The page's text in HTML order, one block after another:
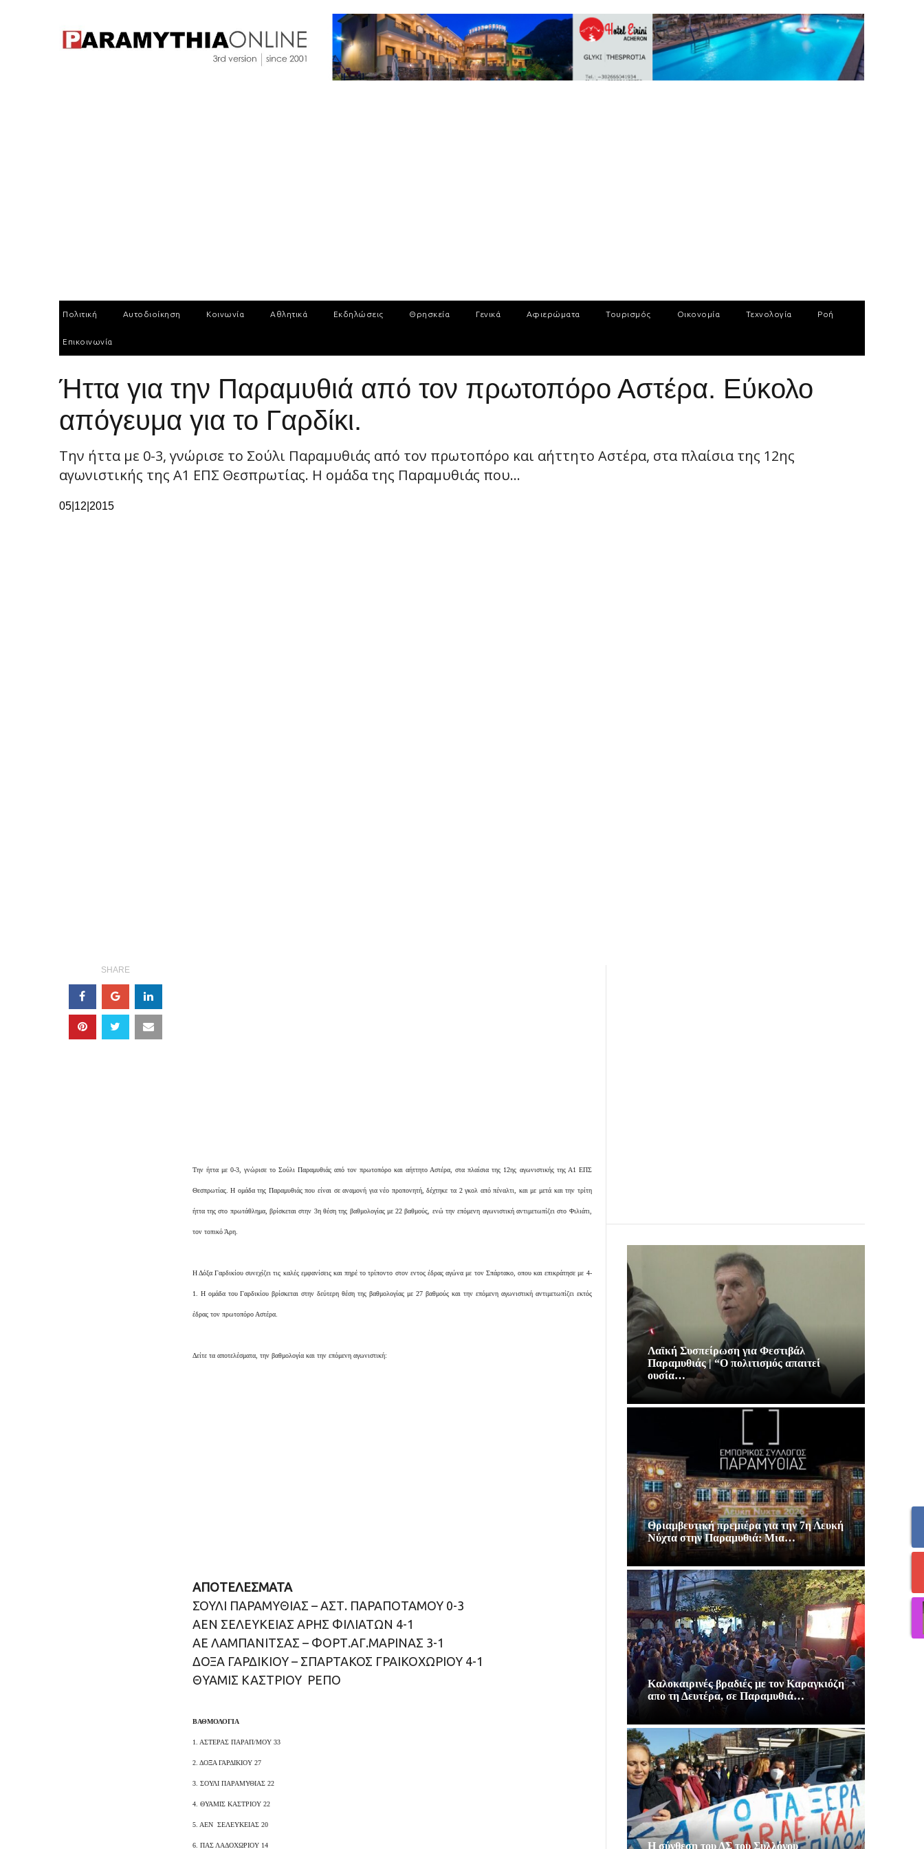
Πολιτική Αυτοδιοίκηση Κοινωνία Αθλητικά Εκδηλώσεις Θρησκεία Γενικά Αφιερώματα Τουρισμός Οικονομία Τεχνολογία Ροή
Επικοινωνία
Ήττα για την Παραμυθιά από τον πρωτοπόρο Αστέρα. Εύκολο
απόγευμα για το Γαρδίκι.
Την ήττα με 0-3, γνώρισε το Σούλι Παραμυθιάς από τον πρωτοπόρο και αήττητο Αστέρα, στα πλαίσια της 12ης
αγωνιστικής της Α1 ΕΠΣ Θεσπρωτίας. Η ομάδα της Παραμυθιάς που...
05|12|2015
SHARE
Την ήττα με 0-3, γνώρισε το Σούλι Παραμυθιάς από τον πρωτοπόρο και αήττητο Αστέρα, στα πλαίσια της 12ης αγωνιστικής της Α1 ΕΠΣ
Θεσπρωτίας. Η ομάδα της Παραμυθιάς που είναι σε αναμονή για νέο προπονητή, δέχτηκε τα 2 γκολ από πέναλτι, και με μετά και την τρίτη
ήττα της στο πρωτάθλημα, βρίσκεται στην 3η θέση της βαθμολογίας με 22 βαθμούς, ενώ την επόμενη αγωνιστική αντιμετωπίζει στο Φιλιάτι,
τον τοπικό Άρη.
Η Δόξα Γαρδικίου συνεχίζει τις καλές εμφανίσεις και πηρέ το τρίποντο στον εντος έδρας αγώνα με τον Σπάρτακο, οπου και επικράτησε με 4-
1. Η ομάδα του Γαρδικίου βρίσκεται στην δεύτερη θέση της βαθμολογίας με 27 βαθμούς και την επόμενη αγωνιστική αντιμετωπίζει εκτός
έδρας τον πρωτοπόρο Αστέρα.
Δείτε τα αποτελέσματα, την βαθμολογία και την επόμενη αγωνιστική:
ΑΠΟΤΕΛΕΣΜΑΤΑ
ΣΟΥΛΙ ΠΑΡΑΜΥΘΙΑΣ – ΑΣΤ. ΠΑΡΑΠΟΤΑΜΟΥ 0-3
ΑΕΝ ΣΕΛΕΥΚΕΙΑΣ ΑΡΗΣ ΦΙΛΙΑΤΩΝ 4-1
ΑΕ ΛΑΜΠΑΝΙΤΣΑΣ – ΦΟΡΤ.ΑΓ.ΜΑΡΙΝΑΣ 3-1
ΔΟΞΑ ΓΑΡΔΙΚΙΟΥ – ΣΠΑΡΤΑΚΟΣ ΓΡΑΙΚΟΧΩΡΙΟΥ 4-1
ΘΥΑΜΙΣ ΚΑΣΤΡΙΟΥ ΡΕΠΟ
ΒΑΘΜΟΛΟΓΙΑ
1. ΑΣΤΕΡΑΣ ΠΑΡΑΠ/ΜΟΥ 33
2. ΔΟΞΑ ΓΑΡΔΙΚΙΟΥ 27
3. ΣΟΥΛΙ ΠΑΡΑΜΥΘΙΑΣ 22
4. ΘΥΑΜΙΣ ΚΑΣΤΡΙΟΥ 22
5. ΑΕΝ ΣΕΛΕΥΚΕΙΑΣ 20
6. ΠΑΣ ΛΑΔΟΧΩΡΙΟΥ 14
Λαϊκή Συσπείρωση για Φεστιβάλ
Παραμυθιάς | “Ο πολιτισμός απαιτεί
ουσία…
Θριαμβευτική πρεμιέρα για την 7η Λευκή
Νύχτα στην Παραμυθιά: Μια…
Καλοκαιρινές βραδιές με τον Καραγκιόζη
απο τη Δευτέρα, σε Παραμυθιά…
Η σύνθεση του ΔΣ του Συλλόγου